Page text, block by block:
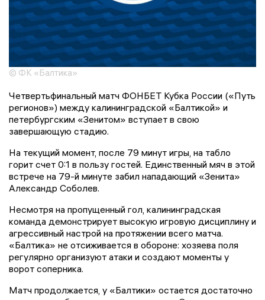
© ФК «Балтика»
Четвертьфинальный матч ФОНБЕТ Кубка России («Путь
регионов») между калининградской «Балтикой» и
петербургским «Зенитом» вступает в свою
завершающую стадию.
На текущий момент, после 79 минут игры, на табло
горит счет 0:1 в пользу гостей. Единственный мяч в этой
встрече на 79-й минуте забил нападающий «Зенита»
Александр Соболев.
Несмотря на пропущенный гол, калининградская
команда демонстрирует высокую игровую дисциплину и
агрессивный настрой на протяжении всего матча.
«Балтика» не отсиживается в обороне: хозяева поля
регулярно организуют атаки и создают моменты у
ворот соперника.
Матч продолжается, у «Балтики» остается достаточно